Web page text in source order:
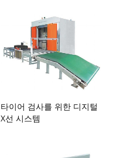
타이어 검사를 위한 디지털
X선 시스템